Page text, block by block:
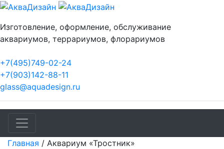
Изготовление, оформление, обслуживание
аквариумов, террариумов, флорариумов
+7(495)749-02-24
+7(903)142-88-11
glass@aquadesign.ru
Главная / Аквариум «Тростник»